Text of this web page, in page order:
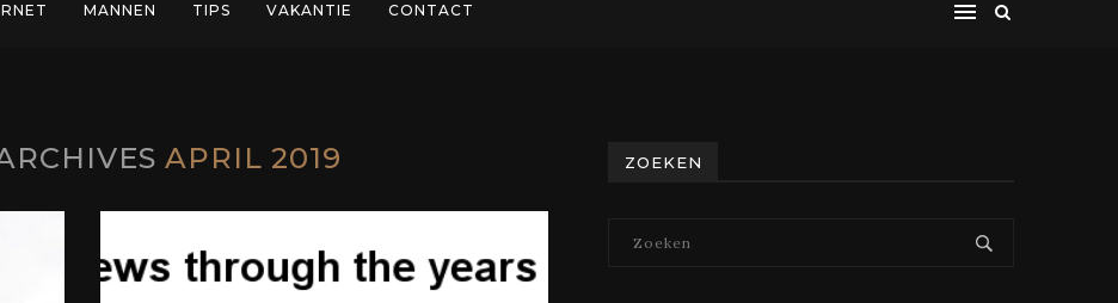
MANNEN TIPS VAKANTIE CONTACT
APRIL 2019 ZOEKEN